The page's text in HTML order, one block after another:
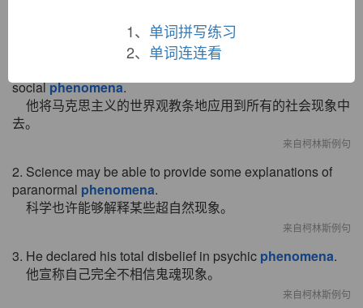
socialphenomena.
他将马克思主义的世界观教条地应用到所有的社会现象中
去。
来自柯林斯例句
2. Science may be able to provide some explanations of
paranormal phenomena.
科学也许能够解释某些超自然现象。
来自柯林斯例句
3. He declared his total disbelief in psychic phenomena.
他宣称自己完全不相信鬼魂现象。
来自柯林斯例句
1、 单词拼写练习
2、 单词连连看